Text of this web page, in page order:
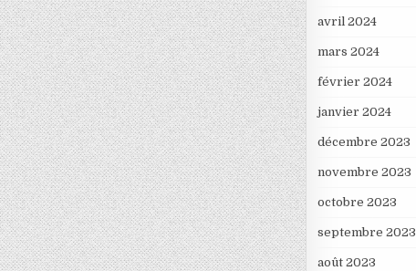
avril 2024
mars 2024
février 2024
janvier 2024
décembre 2023
novembre 2023
octobre 2023
septembre 2023
août 2023